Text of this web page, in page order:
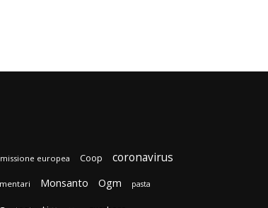
europea Coop coronavirus
Monsanto Ogm pasta